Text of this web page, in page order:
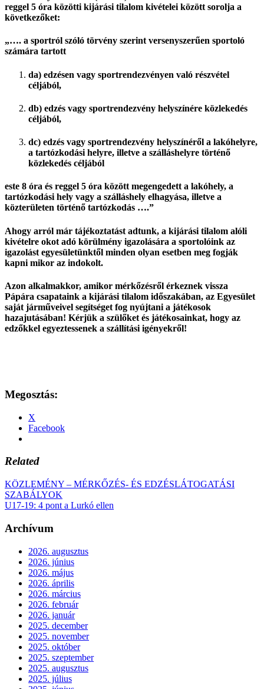
reggel 5 óra közötti kijárási tilalom kivételei között sorolja a
következőket:
„…. a sportról szóló törvény szerint versenyszerűen sportoló
számára tartott
da) edzésen vagy sportrendezvényen való részvétel
céljából,
db) edzés vagy sportrendezvény helyszínére közlekedés
céljából,
dc) edzés vagy sportrendezvény helyszínéről a lakóhelyre,
a tartózkodási helyre, illetve a szálláshelyre történő
közlekedés céljából
este 8 óra és reggel 5 óra között megengedett a lakóhely, a
tartózkodási hely vagy a szálláshely elhagyása, illetve a
közterületen történő tartózkodás ….”
Ahogy arról már tájékoztatást adtunk, a kijárási tilalom alóli
kivételre okot adó körülmény igazolására a sportolóink az
igazolást egyesületünktől minden olyan esetben meg fogják
kapni mikor az indokolt.
Azon alkalmakkor, amikor mérkőzésről érkeznek vissza
Pápára csapataink a kijárási tilalom időszakában, az Egyesület
saját járműveivel segítséget fog nyújtani a játékosok
hazajutásában! Kérjük a szülőket és játékosainkat, hogy az
edzőkkel egyeztessenek a szállítási igényekről!
Megosztás:
X
Facebook
Related
KÖZLEMÉNY – MÉRKŐZÉS- ÉS EDZÉSLÁTOGATÁSI
SZABÁLYOK
U17-19: 4 pont a Lurkó ellen
Archívum
2026. augusztus
2026. június
2026. május
2026. április
2026. március
2026. február
2026. január
2025. december
2025. november
2025. október
2025. szeptember
2025. augusztus
2025. július